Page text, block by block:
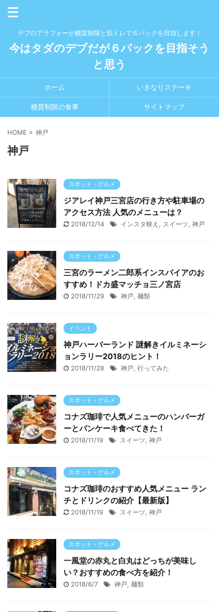
デブのアラフォーが糖質制限と筋トレで６パックを目指します！
今はタダのデブだが６パックを目指そう
と思う
ホーム いきなりステーキ
糖質制限の食事 サイトマップ
HOME > 神戸
神戸
スポット・グルメ
ジアレイ神戸三宮店の行き方や駐車場の
アクセス方法 人気のメニューは？
2018/12/14 インスタ映え , スイーツ, 神戸
スポット・グルメ
三宮のラーメン二郎系インスパイアのお
すすめ！ドカ盛マッチョ三ノ宮店
2018/11/29 神戸, 麺類
イベント
神戸ハーバーランド 謎解きイルミネーシ
ョンラリー2018のヒント！
2018/11/28 神戸, 行ってみた
スポット・グルメ
コナズ珈琲で人気メニューのハンバーガ
ーとパンケーキ食べてきた！
2018/11/19 スイーツ, 神戸
スポット・グルメ
コナズ珈琲のおすすめ人気メニュー ラン
チとドリンクの紹介【最新版】
2018/11/19 スイーツ, 神戸
スポット・グルメ
一風堂の赤丸と白丸はどっちが美味し
い？おすすめの食べ方を紹介！
2018/6/7 神戸, 麺類